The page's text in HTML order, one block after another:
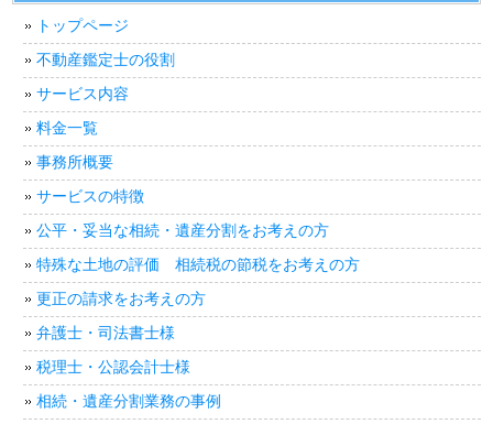
トップページ
不動産鑑定士の役割
サービス内容
料金一覧
事務所概要
サービスの特徴
公平・妥当な相続・遺産分割をお考えの方
特殊な土地の評価 相続税の節税をお考えの方
更正の請求をお考えの方
弁護士・司法書士様
税理士・公認会計士様
相続・遺産分割業務の事例